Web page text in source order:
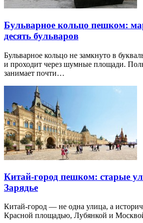
Бульварное кольцо пешком:
десять бульваров
Бульварное кольцо не замкнуто в
и проходит через шумные площади.
занимает почти…
Китай-город пешком: старые
Зарядье
Китай-город — не одна улица, а
Красной площадью, Лубянкой и